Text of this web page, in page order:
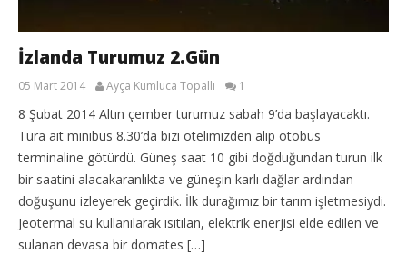
İzlanda Turumuz 2.Gün
05 Mart 2014 Ayça Kumluca Topallı 1
8 Şubat 2014 Altın çember turumuz sabah 9’da başlayacaktı.
Tura ait minibüs 8.30’da bizi otelimizden alıp otobüs
terminaline götürdü. Güneş saat 10 gibi doğduğundan turun ilk
bir saatini alacakaranlıkta ve güneşin karlı dağlar ardından
doğuşunu izleyerek geçirdik. İlk durağımız bir tarım işletmesiydi.
Jeotermal su kullanılarak ısıtılan, elektrik enerjisi elde edilen ve
sulanan devasa bir domates […]